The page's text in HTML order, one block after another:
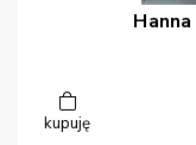
Hanna
kupuję